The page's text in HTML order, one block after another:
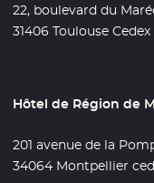
22, boulevard du
31406 Toulouse Cedex
Hôtel de Région de
201 avenue de la
34064 Montpellier